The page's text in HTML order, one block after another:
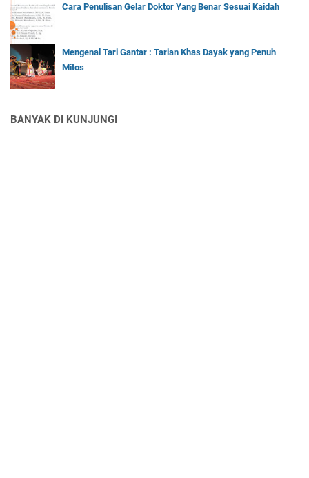
Cara Penulisan Gelar Doktor Yang Benar Sesuai Kaidah
Mengenal Tari Gantar : Tarian Khas Dayak yang Penuh
Mitos
BANYAK DI KUNJUNGI